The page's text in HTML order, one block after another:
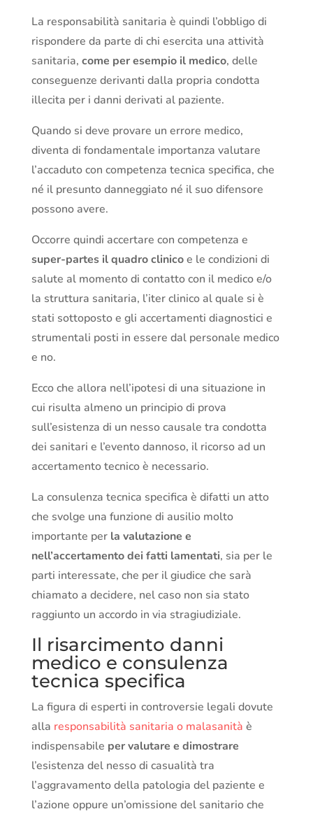
La responsabilità sanitaria è quindi l’obbligo di
rispondere da parte di chi esercita una attività
sanitaria, come per esempio il medico, delle
conseguenze derivanti dalla propria condotta
illecita per i danni derivati al paziente.
Quando si deve provare un errore medico,
diventa di fondamentale importanza valutare
l’accaduto con competenza tecnica specifica, che
né il presunto danneggiato né il suo difensore
possono avere.
Occorre quindi accertare con competenza e
super-partes il quadro clinicoe le condizioni di
salute al momento di contatto con il medico e/o
la struttura sanitaria, l’iter clinico al quale si è
stati sottoposto e gli accertamenti diagnostici e
strumentali posti in essere dal personale medico
e no.
Ecco che allora nell’ipotesi di una situazione in
cui risulta almeno un principio di prova
sull’esistenza di un nesso causale tra condotta
dei sanitari e l’evento dannoso, il ricorso ad un
accertamento tecnico è necessario.
La consulenza tecnica specifica è difatti un atto
che svolge una funzione di ausilio molto
importante per la valutazione e
nell’accertamento dei fatti lamentati, sia per le
parti interessate, che per il giudice che sarà
chiamato a decidere, nel caso non sia stato
raggiunto un accordo in via stragiudiziale.
Il risarcimento danni
medico e consulenza
tecnica specifica
La figura di esperti in controversie legali dovute
alla responsabilità sanitaria o malasanità è
indispensabile per valutare e dimostrare
l’esistenza del nesso di casualità tra
l’aggravamento della patologia del paziente e
l’azione oppure un’omissione del sanitario che